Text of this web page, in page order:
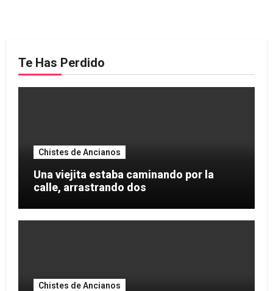
Te Has Perdido
Chistes de Ancianos
Una viejita estaba caminando por la
calle, arrastrando dos
Chistes de Ancianos